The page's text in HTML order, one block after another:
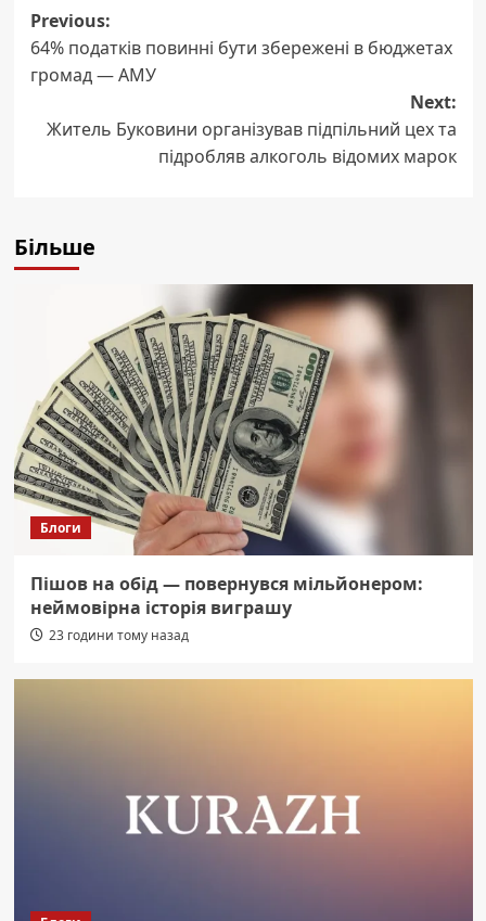
Post
navigation
Previous:
64% податків повинні бути збережені в бюджетах
громад — АМУ
Next:
Житель Буковини організував підпільний цех та
підробляв алкоголь відомих марок
Більше
Блоги
Пішов на обід — повернувся мільйонером:
неймовірна історія виграшу
23 години тому назад